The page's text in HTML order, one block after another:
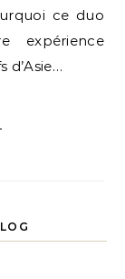
ce duo
expérience
d’Asie…